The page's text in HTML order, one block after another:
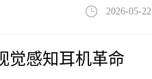
2026-05-22
觉感知耳机革命